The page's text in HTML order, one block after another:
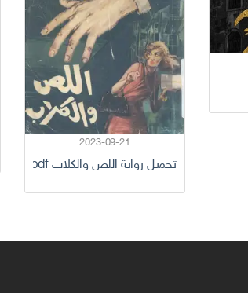
2023-09-21
تحميل رواية اللص والكلاب pdf نجيب محفوظ